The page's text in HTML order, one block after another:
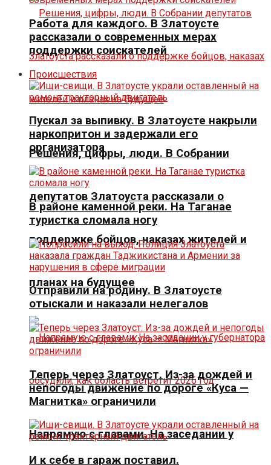
Решения, цифры, люди. В Собрании
депутатов Златоуста рассказали о
поддержке бойцов, наказах жителей и
планах на будущее
Напрямую с главами. На заседании у
Работа для каждого. В Златоусте
рассказали о современных мерах
поддержки соискателей
Происшествия
Пускал за выпивку. В Златоусте накрыли
наркопритон и задержали его
организатора
В районе каменной реки. На Таганае
туристка сломала ногу
Отправили на родину. В Златоусте
отыскали и наказали нелегалов
Теперь через Златоуст. Из-за дождей и
непогоды движение по дороге «Куса —
Магнитка» ограничили
И к себе в гараж поставил.